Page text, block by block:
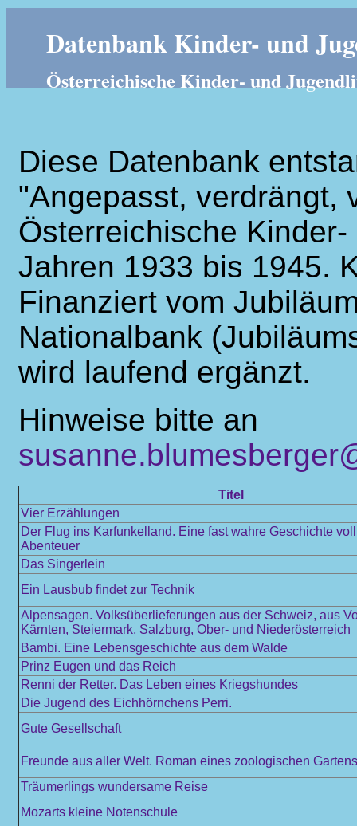
Datenbank Kinder- und
Österreichische Kinder- und
Diese Datenbank
"Angepasst, verdrängt,
Österreichische
Jahren 1933 bis 1945.
Finanziert vom
Nationalbank
wird laufend ergänzt.
Hinweise bitte an
Titel
Vier Erzählungen
Der Flug ins Karfunkelland. Eine fast wahre Geschichte
Abenteuer
Das Singerlein
Ein Lausbub findet zur Technik
Alpensagen. Volksüberlieferungen aus der Schweiz, aus
Kärnten, Steiermark, Salzburg, Ober- und Niederösterreich
Bambi. Eine Lebensgeschichte aus dem Walde
Prinz Eugen und das Reich
Renni der Retter. Das Leben eines Kriegshundes
Die Jugend des Eichhörnchens Perri.
Gute Gesellschaft
Freunde aus aller Welt. Roman eines zoologischen Gartens
Träumerlings wundersame Reise
Mozarts kleine Notenschule